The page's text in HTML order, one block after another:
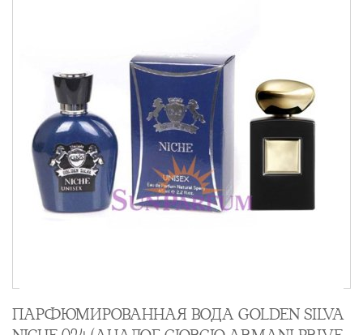
ПАРФЮМИРОВАННАЯ ВОДА GOLDEN SILVA